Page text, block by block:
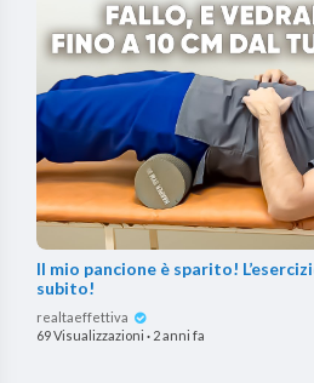
Il mio pancione è sparito!
subito!
realtaeffettiva
69 Visualizzazioni · 2 anni fa